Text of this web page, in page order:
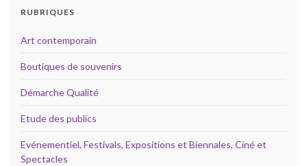
RUBRIQUES
Art contemporain
Boutiques de souvenirs
Démarche Qualité
Etude des publics
Evénementiel, Festivals, Expositions et Biennales, Ciné et
Spectacles